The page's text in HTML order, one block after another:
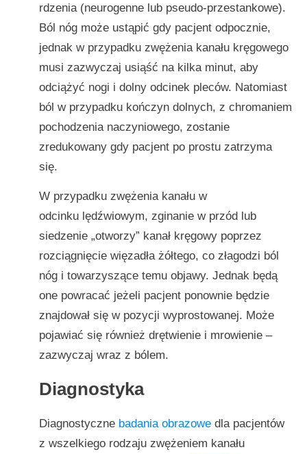
rdzenia (neurogenne lub pseudo-przestankowe).
Ból nóg może ustąpić gdy pacjent odpocznie,
jednak w przypadku zwężenia kanału kręgowego
musi zazwyczaj usiąść na kilka minut, aby
odciążyć nogi i dolny odcinek pleców. Natomiast
ból w przypadku kończyn dolnych, z chromaniem
pochodzenia naczyniowego, zostanie
zredukowany gdy pacjent po prostu zatrzyma
się.
W przypadku zwężenia kanału w
odcinku lędźwiowym, zginanie w przód lub
siedzenie „otworzy” kanał kręgowy poprzez
rozciągnięcie więzadła żółtego, co złagodzi ból
nóg i towarzyszące temu objawy. Jednak będą
one powracać jeżeli pacjent ponownie będzie
znajdował się w pozycji wyprostowanej. Może
pojawiać się również drętwienie i mrowienie –
zazwyczaj wraz z bólem.
Diagnostyka
Diagnostyczne badania obrazowedla pacjentów
z wszelkiego rodzaju zwężeniem kanału